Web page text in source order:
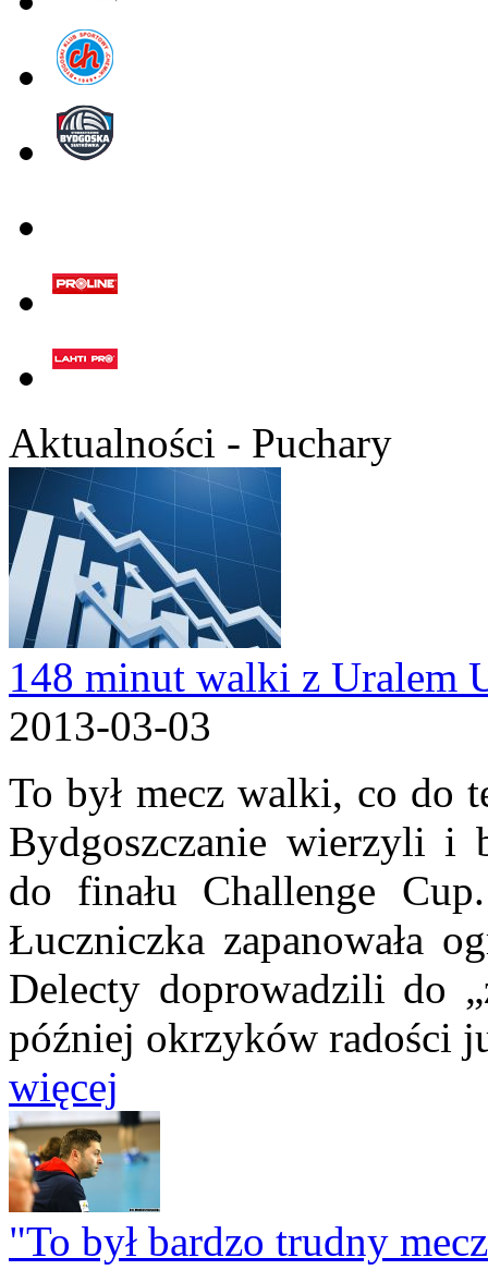
Aktualności - Puchary
148 minut walki z Uralem
2013-03-03
To był mecz walki, co do
Bydgoszczanie wierzyli i
do finału Challenge
Łuczniczka zapanowała
Delecty doprowadzili do
później okrzyków radości
więcej
"To był bardzo trudny